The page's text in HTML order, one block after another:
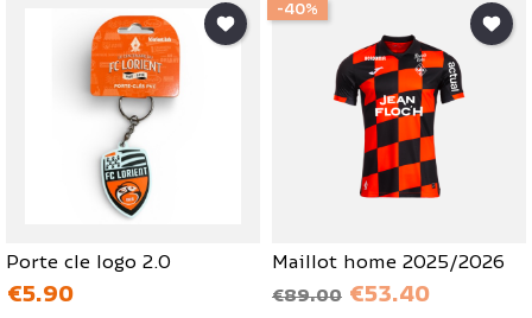
Porte cle logo 2.0
価格
€5.90
Maillot home 2025/2026
ベース価格
€89.00 価格
€53.40
-40%